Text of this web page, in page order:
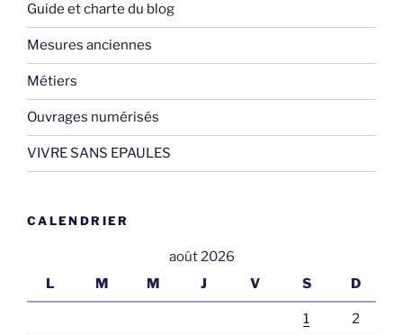
Guide et charte du blog
Mesures anciennes
Métiers
Ouvrages numérisés
VIVRE SANS EPAULES
CALENDRIER
août 2026
L
M M J V S D
1 2